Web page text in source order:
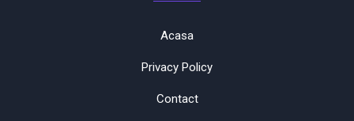
Acasa
Privacy Policy
Contact